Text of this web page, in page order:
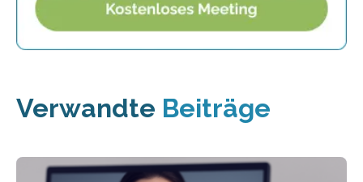
Verwandte Beiträge